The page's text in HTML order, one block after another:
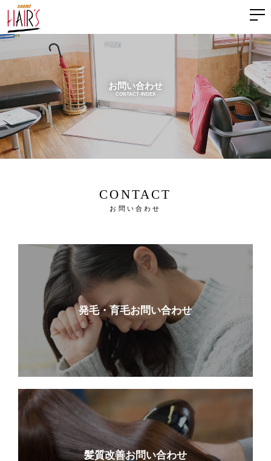
お問い合わせ
CONTACT-INDEX
CONTACT
お問い合わせ
発毛・育毛お問い合わせ
髪質改善お問い合わせ